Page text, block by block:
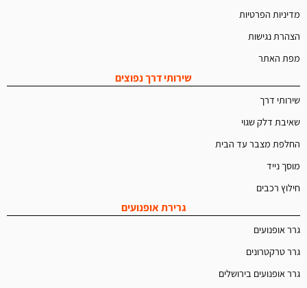
מדיניות הפרטיות
הצהרת נגישות
מפת האתר
שירותי דרך נפוצים
שירותי דרך
שאיבת דלק שגוי
החלפת מצבר עד הבית
מוסך נייד
חילוץ רכבים
גרירת אופנועים
גרר אופנועים
גרר טרקטרונים
גרר אופנועים בירושלים